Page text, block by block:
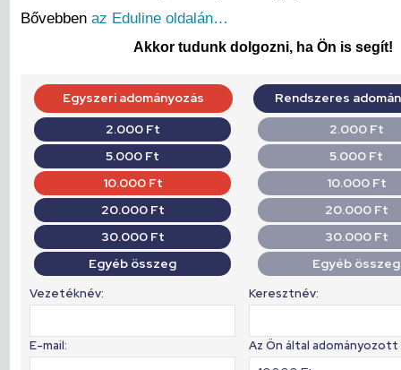
Bővebben az Eduline oldalán…
Akkor tudunk dolgozni, ha Ön is segít!